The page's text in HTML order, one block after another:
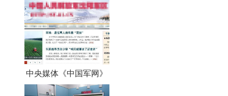
中央媒体《中国军网》